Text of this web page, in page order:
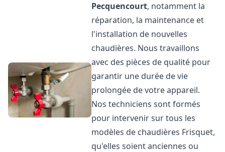
Pecquencourt, notamment la
réparation, la maintenance et
l'installation de nouvelles
chaudières. Nous travaillons
avec des pièces de qualité pour
garantir une durée de vie
prolongée de votre appareil.
Nos techniciens sont formés
pour intervenir sur tous les
modèles de chaudières Frisquet,
qu'elles soient anciennes ou